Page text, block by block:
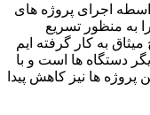
اجرای پروژه های
به منظور تسریع
به کار گرفته ایم
دستگاه ها است و با
پروژه ها نیز کاهش پیدا